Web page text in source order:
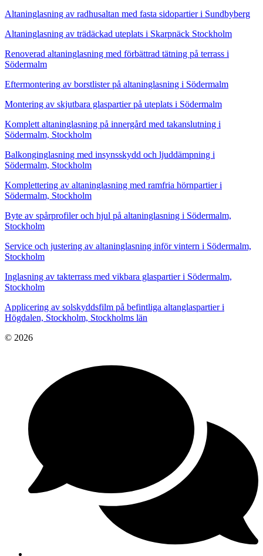
Altaninglasning av radhusaltan med fasta sidopartier i Sundbyberg
Altaninglasning av trädäckad uteplats i Skarpnäck Stockholm
Renoverad altaninglasning med förbättrad tätning på terrass i
Södermalm
Eftermontering av borstlister på altaninglasning i Södermalm
Montering av skjutbara glaspartier på uteplats i Södermalm
Komplett altaninglasning på innergård med takanslutning i
Södermalm, Stockholm
Balkonginglasning med insynsskydd och ljuddämpning i
Södermalm, Stockholm
Komplettering av altaninglasning med ramfria hörnpartier i
Södermalm, Stockholm
Byte av spårprofiler och hjul på altaninglasning i Södermalm,
Stockholm
Service och justering av altaninglasning inför vintern i Södermalm,
Stockholm
Inglasning av takterrass med vikbara glaspartier i Södermalm,
Stockholm
Applicering av solskyddsfilm på befintliga altanglaspartier i
Högdalen, Stockholm, Stockholms län
© 2026